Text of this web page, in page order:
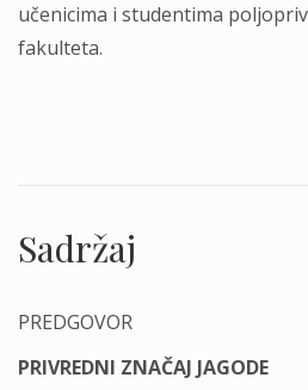
učenicima i studentima
fakulteta.
Sadržaj
PREDGOVOR
PRIVREDNI ZNAČAJ JAGODE